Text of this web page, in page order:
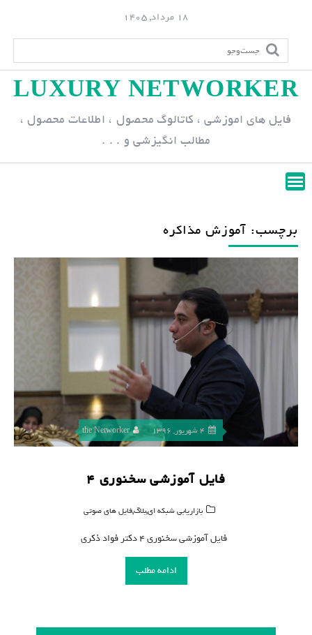
p
n
18 مرداد, 1405
LUXURY NETWORKER
فایل های اموزشی ، کاتالوگ محصول ، اطلاعات محصول ،
مطالب انگیزشی و . . .
برچسب: آموزش مذاكره
4 شهریور, 1396 the Networker
فایل آموزشى سخنورى ۴
بازاریابی شبکه ای,بلاگ,فایل های صوتی
فایل آموزشى سخنورى ۴ دکتر فواد ذکری
ادامه مطلب